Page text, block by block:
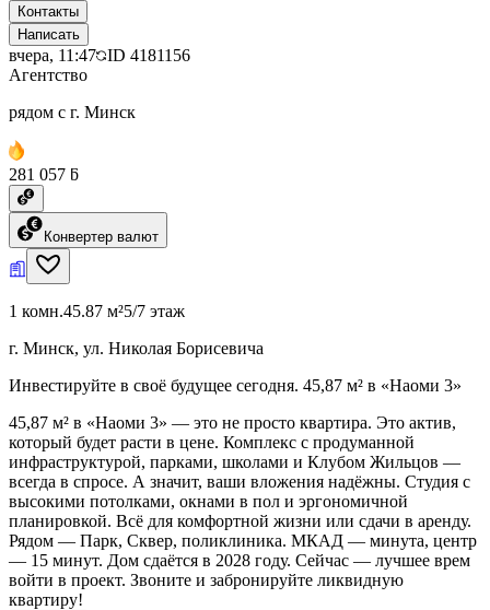
Контакты
Написать
вчера, 11:47 ID 4181156
Агентство
рядом с г. Минск
281 057 ƃ
Конвертер валют
1 комн.45.87 м²5/7 этаж
г. Минск, ул. Николая Борисевича
Инвестируйте в своё будущее сегодня. 45,87 м² в «Наоми 3»
45,87 м² в «Наоми 3» — это не просто квартира. Это актив,
который будет расти в цене. Комплекс с продуманной
инфраструктурой, парками, школами и Клубом Жильцов —
всегда в спросе. А значит, ваши вложения надёжны. Студия с
высокими потолками, окнами в пол и эргономичной
планировкой. Всё для комфортной жизни или сдачи в аренду.
Рядом — Парк, Сквер, поликлиника. МКАД — минута, центр
— 15 минут. Дом сдаётся в 2028 году. Сейчас — лучшее врем
войти в проект. Звоните и забронируйте ликвидную
квартиру!